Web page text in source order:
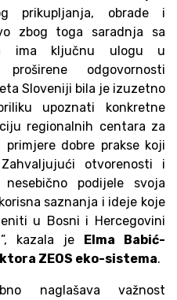
prikupljanja, obrade i
zbog toga saradnja sa
ima ključnu ulogu u
odgovornosti
Sloveniji bila je izuzetno
upoznati konkretne
regionalnih centara za
dobre prakse koji
otvorenosti i
podijele svoja
saznanja i ideje koje
u Bosni i Hercegovini
kazala je Elma Babić-
ZEOS eko-sistema.
naglašava važnost